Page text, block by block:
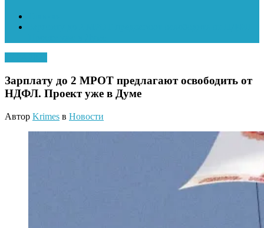
Зарплату до 2 МРОТ предлагают освободить от
НДФЛ. Проект уже в Думе
Автор Krimes в Новости